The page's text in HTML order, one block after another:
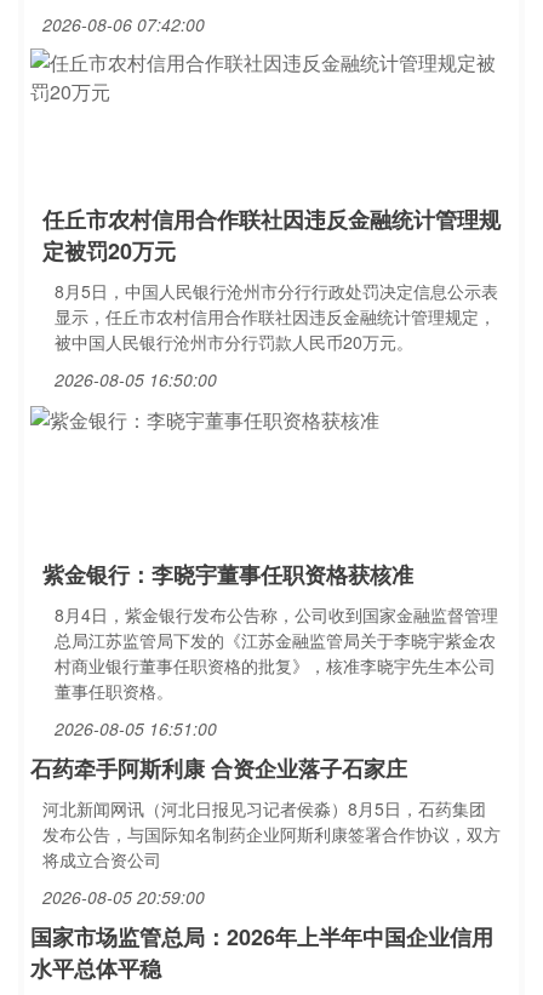
2026-08-06 07:42:00
任丘市农村信用合作联社因违反金融统计管理规
定被罚20万元
8月5日，中国人民银行沧州市分行行政处罚决定信息公示表
显示，任丘市农村信用合作联社因违反金融统计管理规定，
被中国人民银行沧州市分行罚款人民币20万元。
2026-08-05 16:50:00
紫金银行：李晓宇董事任职资格获核准
8月4日，紫金银行发布公告称，公司收到国家金融监督管理
总局江苏监管局下发的《江苏金融监管局关于李晓宇紫金农
村商业银行董事任职资格的批复》，核准李晓宇先生本公司
董事任职资格。
2026-08-05 16:51:00
石药牵手阿斯利康 合资企业落子石家庄
河北新闻网讯（河北日报见习记者侯淼）8月5日，石药集团
发布公告，与国际知名制药企业阿斯利康签署合作协议，双方
将成立合资公司
2026-08-05 20:59:00
国家市场监管总局：2026年上半年中国企业信用
水平总体平稳